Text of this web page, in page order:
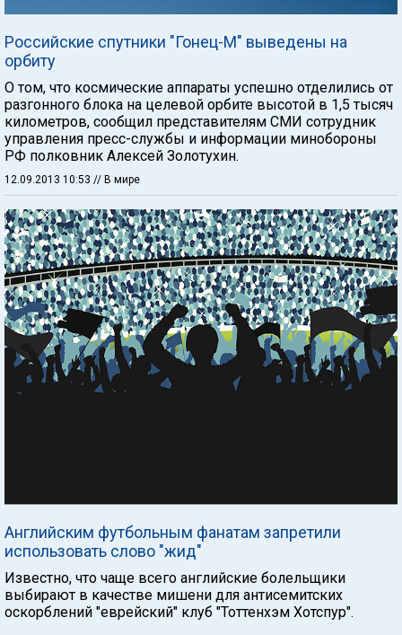
Российские спутники "Гонец-М" выведены на
орбиту
О том, что космические аппараты успешно отделились от
разгонного блока на целевой орбите высотой в 1,5 тысяч
километров, сообщил представителям СМИ сотрудник
управления пресс-службы и информации минобороны
РФ полковник Алексей Золотухин.
12.09.2013 10:53 // В мире
Английским футбольным фанатам запретили
использовать слово "жид"
Известно, что чаще всего английские болельщики
выбирают в качестве мишени для антисемитских
оскорблений "еврейский" клуб "Тоттенхэм Хотспур".